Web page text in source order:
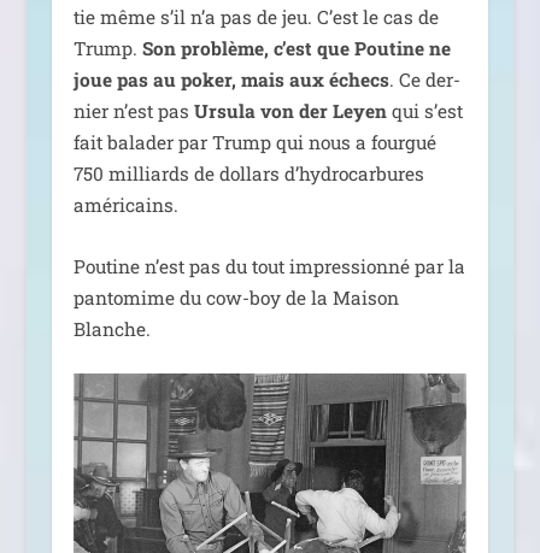
tie même s’il n’a pas de jeu. C’est le cas de
Trump. Son pro­blème, c’est que Poutine ne
joue pas au poker, mais aux échecs. Ce der­
nier n’est pas Ursula von der Leyenqui s’est
fait bala­der par Trump qui nous a four­gué
750 mil­liards de dol­lars d’hy­dro­car­bures
américains.
Poutine n’est pas du tout impres­sion­né par la
pan­to­mime du cow-boy de la Maison
Blanche.